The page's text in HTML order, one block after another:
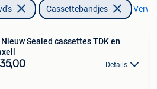
Cassettebandjes
Nieuw Sealed cassettes TDK en
Details